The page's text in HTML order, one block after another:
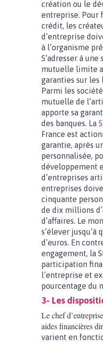
création ou le
entreprise. Pour
crédit, les
d’entreprise
à l’organisme
S’adresser à
mutuelle limite
garanties sur les
Parmi les
mutuelle de
apporte sa
des banques. La
France est
garantie, après
personnalisée,
développement
d’entreprises
entreprises
cinquante
de dix millions
d’affaires. Le
s’élever jusqu’à
d’euros. En
engagement, la
participation
l’entreprise et
pourcentage du
3- Les
Le chef
aides financières
varient en